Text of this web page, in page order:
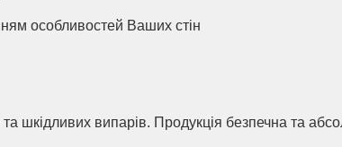
особливостей Ваших стін
шкідливих випарів. Продукція безпечна та